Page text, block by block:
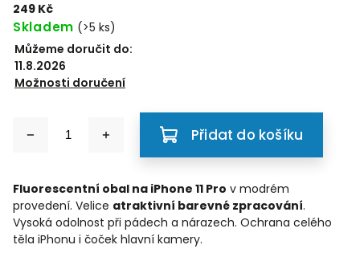
249 Kč
Skladem (>5 ks)
Můžeme doručit do:
11.8.2026
Možnosti doručení
Přidat do košíku
Fluorescentní obal na iPhone 11 Pro v modrém
provedení. Velice atraktivní barevné zpracování.
Vysoká odolnost při pádech a nárazech. Ochrana celého
těla iPhonu i čoček hlavní kamery.